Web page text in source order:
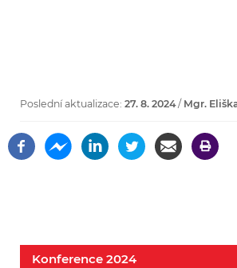
Konference 2024
Poslední aktualizace: 27. 8. 2024/ Mgr.